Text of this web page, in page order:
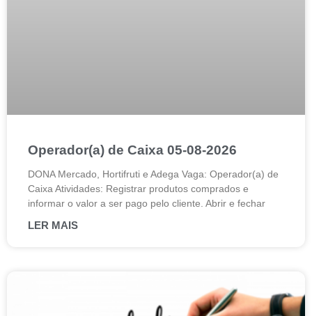
Operador(a) de Caixa 05-08-2026
DONA Mercado, Hortifruti e Adega Vaga: Operador(a) de
Caixa Atividades: Registrar produtos comprados e
informar o valor a ser pago pelo cliente. Abrir e fechar
LER MAIS